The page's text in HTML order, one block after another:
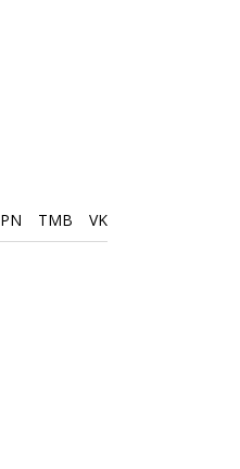
PN TMB VK